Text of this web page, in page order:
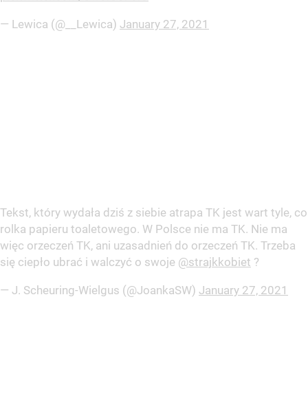
— Lewica (@__Lewica) January 27, 2021
Tekst, który wydała dziś z siebie atrapa TK jest wart tyle, co
rolka papieru toaletowego. W Polsce nie ma TK. Nie ma
więc orzeczeń TK, ani uzasadnień do orzeczeń TK. Trzeba
się ciepło ubrać i walczyć o swoje @strajkkobiet ?
— J. Scheuring-Wielgus (@JoankaSW) January 27, 2021